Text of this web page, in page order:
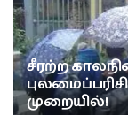
சீரற்ற
முறையில்!